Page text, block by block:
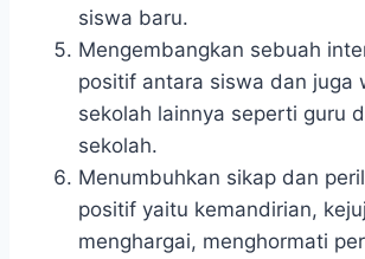
siswa baru.
Mengembangkan sebuah
positif antara siswa dan juga
sekolah lainnya seperti guru
sekolah.
Menumbuhkan sikap dan
positif yaitu kemandirian,
menghargai, menghormati